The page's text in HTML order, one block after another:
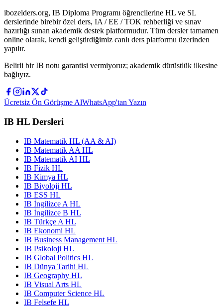
ibozelders.org, IB Diploma Programı öğrencilerine HL ve SL
derslerinde birebir özel ders, IA / EE / TOK rehberliği ve sınav
hazırlığı sunan akademik destek platformudur. Tüm dersler tamamen
online olarak, kendi geliştirdiğimiz canlı ders platformu üzerinden
yapılır.
Belirli bir IB notu garantisi vermiyoruz; akademik dürüstlük ilkesine
bağlıyız.
Ücretsiz Ön Görüşme AlWhatsApp'tan Yazın
IB HL Dersleri
IB Matematik HL (AA & AI)
IB Matematik AA HL
IB Matematik AI HL
IB Fizik HL
IB Kimya HL
IB Biyoloji HL
IB ESS HL
IB İngilizce A HL
IB İngilizce B HL
IB Türkçe A HL
IB Ekonomi HL
IB Business Management HL
IB Psikoloji HL
IB Global Politics HL
IB Dünya Tarihi HL
IB Geography HL
IB Visual Arts HL
IB Computer Science HL
IB Felsefe HL